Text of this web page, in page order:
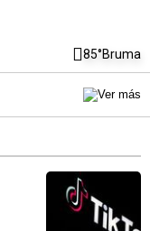
85°Bruma